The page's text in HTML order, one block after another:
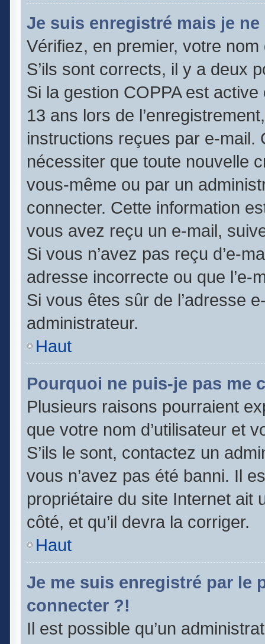
Je suis enregistré mais je
Vérifiez, en premier, votre
S’ils sont corrects, il y a deux
Si la gestion COPPA est
13 ans lors de
instructions reçues par e-mail.
nécessiter que toute nouvelle
vous-même ou par un
connecter. Cette information
vous avez reçu un e-mail,
Si vous n’avez pas reçu d’e-
adresse incorrecte ou que l’e-
Si vous êtes sûr de l’adresse
administrateur.
Haut
Pourquoi ne puis-je pas me
Plusieurs raisons pourraient
que votre nom d’utilisateur et
S’ils le sont, contactez un
vous n’avez pas été banni. Il
propriétaire du site Internet ait
côté, et qu’il devra la corriger.
Haut
Je me suis enregistré par le
connecter ?!
Il est possible qu’un